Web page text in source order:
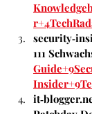
111